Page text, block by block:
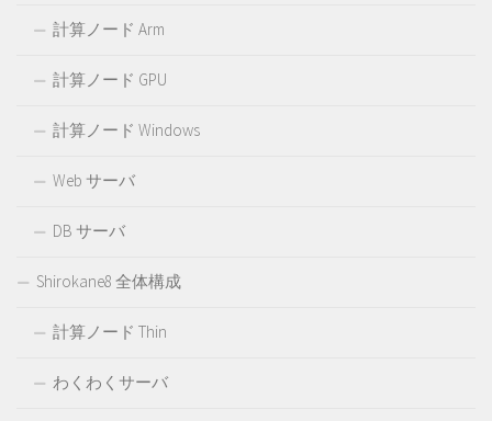
計算ノード Arm
計算ノード GPU
計算ノード Windows
Web サーバ
DB サーバ
Shirokane8 全体構成
計算ノード Thin
わくわくサーバ